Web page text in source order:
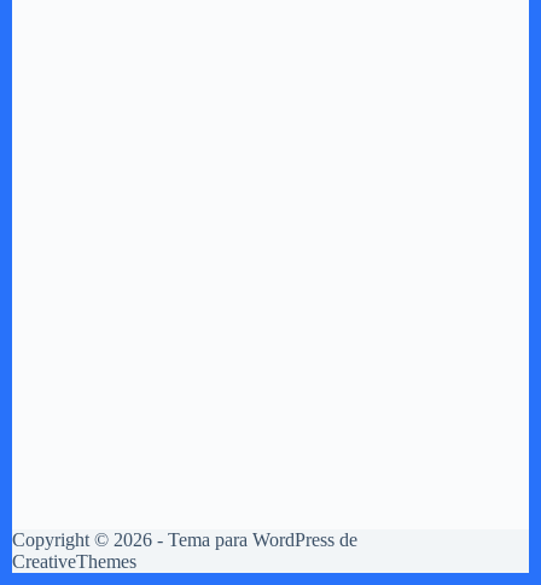
Copyright © 2026 - Tema para WordPress de
CreativeThemes